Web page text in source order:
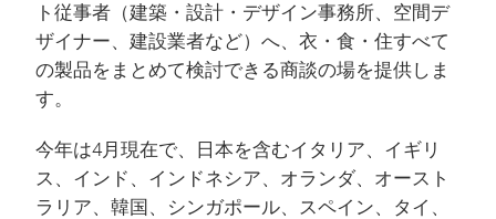
ト従事者（建築・設計・デザイン事務所、空間デ
ザイナー、建設業者など）へ、衣・食・住すべて
の製品をまとめて検討できる商談の場を提供しま
す。
今年は4月現在で、日本を含むイタリア、イギリ
ス、インド、インドネシア、オランダ、オースト
ラリア、韓国、シンガポール、スペイン、タイ、